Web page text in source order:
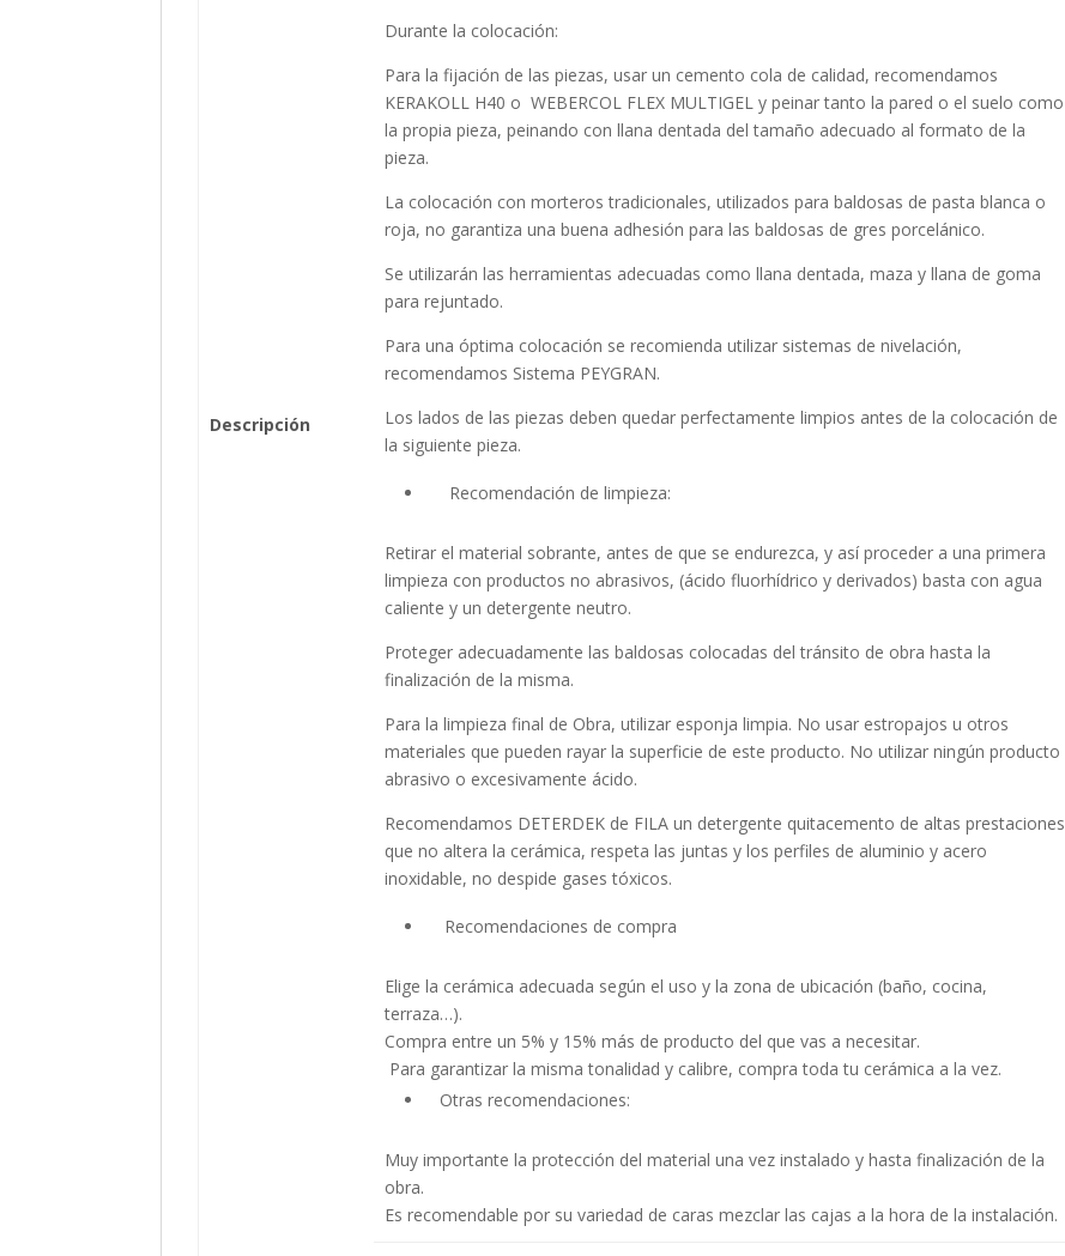
Descripción
Durante la colocación:
Para la fijación de las piezas, usar un cemento cola de calidad, recomendamos
KERAKOLL H40 o WEBERCOL FLEX MULTIGEL y peinar tanto la pared o el suelo como
la propia pieza, peinando con llana dentada del tamaño adecuado al formato de la
pieza.
La colocación con morteros tradicionales, utilizados para baldosas de pasta blanca o
roja, no garantiza una buena adhesión para las baldosas de gres porcelánico.
Se utilizarán las herramientas adecuadas como llana dentada, maza y llana de goma
para rejuntado.
Para una óptima colocación se recomienda utilizar sistemas de nivelación,
recomendamos Sistema PEYGRAN.
Los lados de las piezas deben quedar perfectamente limpios antes de la colocación de
la siguiente pieza.
Recomendación de limpieza:
Retirar el material sobrante, antes de que se endurezca, y así proceder a una primera
limpieza con productos no abrasivos, (ácido fluorhídrico y derivados) basta con agua
caliente y un detergente neutro.
Proteger adecuadamente las baldosas colocadas del tránsito de obra hasta la
finalización de la misma.
Para la limpieza final de Obra, utilizar esponja limpia. No usar estropajos u otros
materiales que pueden rayar la superficie de este producto. No utilizar ningún producto
abrasivo o excesivamente ácido.
Recomendamos DETERDEK de FILA un detergente quitacemento de altas prestaciones
que no altera la cerámica, respeta las juntas y los perfiles de aluminio y acero
inoxidable, no despide gases tóxicos.
Recomendaciones de compra
Elige la cerámica adecuada según el uso y la zona de ubicación (baño, cocina,
terraza…).
Compra entre un 5% y 15% más de producto del que vas a necesitar.
Para garantizar la misma tonalidad y calibre, compra toda tu cerámica a la vez.
Otras recomendaciones:
Muy importante la protección del material una vez instalado y hasta finalización de la
obra.
Es recomendable por su variedad de caras mezclar las cajas a la hora de la instalación.